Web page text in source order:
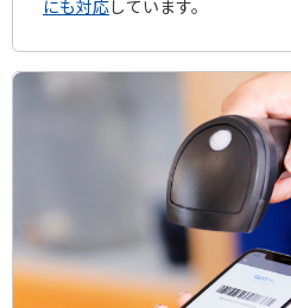
にも対応しています。